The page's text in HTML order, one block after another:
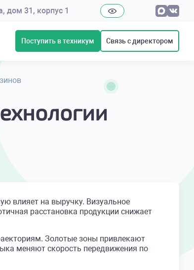
дом 31, корпус 1
Поступить в техникум Связь с директором
влияет на выручку. Визуальное
расстановка продукции снижает
Золотые зоны привлекают
меняют скорость передвижения по